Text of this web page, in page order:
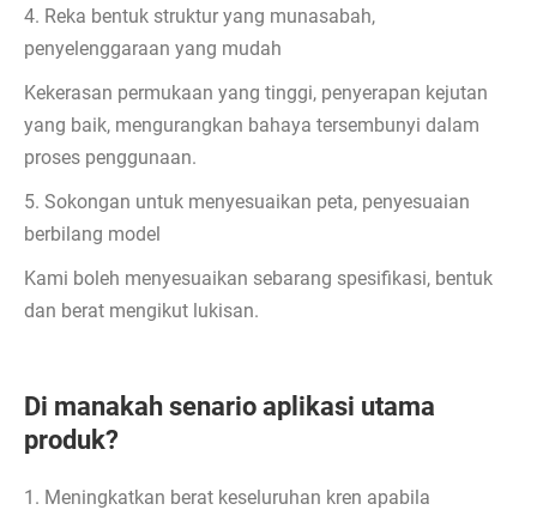
4. Reka bentuk struktur yang munasabah,
penyelenggaraan yang mudah
Kekerasan permukaan yang tinggi, penyerapan kejutan
yang baik, mengurangkan bahaya tersembunyi dalam
proses penggunaan.
5. Sokongan untuk menyesuaikan peta, penyesuaian
berbilang model
Kami boleh menyesuaikan sebarang spesifikasi, bentuk
dan berat mengikut lukisan.
Di manakah senario aplikasi utama
produk?
1. Meningkatkan berat keseluruhan kren apabila